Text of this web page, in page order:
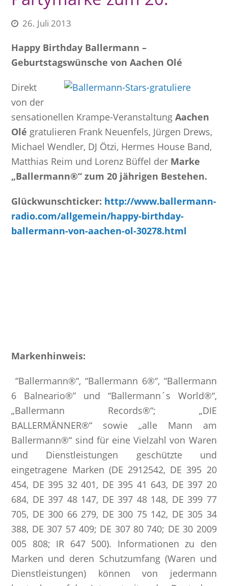
26. Juli 2013
Happy Birthday Ballermann –
Geburtstagswünsche von Aachen Olé
Direkt
von der
sensationellen Krampe-VeranstaltungAachen
Olé gratulieren Frank Neuenfels, Jürgen Drews,
Michael Wendler, DJ Ötzi, Hermes House Band,
Matthias Reim und Lorenz Büffel der Marke
„Ballermann®“ zum 20 jährigen Bestehen.
Glückwunschticker: http://www.ballermann-
radio.com/allgemein/happy-birthday-
ballermann-von-aachen-ol-30278.html
Markenhinweis:
“Ballermann®“, “Ballermann 6®“, “Ballermann
6 Balneario®” und “Ballermann´s World®“,
„Ballermann Records®“; „DIE
BALLERMÄNNER®“ sowie „alle Mann am
Ballermann®“ sind für eine Vielzahl von Waren
und Dienstleistungen geschützte und
eingetragene Marken (DE 2912542, DE 395 20
454, DE 395 32 401, DE 395 41 643, DE 397 20
684, DE 397 48 147, DE 397 48 148, DE 399 77
705, DE 300 66 279, DE 300 75 142, DE 305 34
388, DE 307 57 409; DE 307 80 740; DE 30 2009
005 808; IR 647 500). Informationen zu den
Marken und deren Schutzumfang (Waren und
Dienstleistungen) können von jedermann